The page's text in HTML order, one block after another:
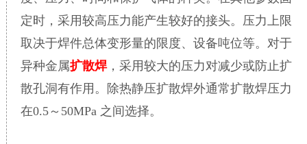
定时，采用较高压力能产生较好的接头。压力上限
取决于焊件总体变形量的限度、设备吨位等。对于
异种金属扩散焊，采用较大的压力对减少或防止扩
散孔洞有作用。除热静压扩散焊外通常扩散焊压力
在0.5～50MPa 之间选择。